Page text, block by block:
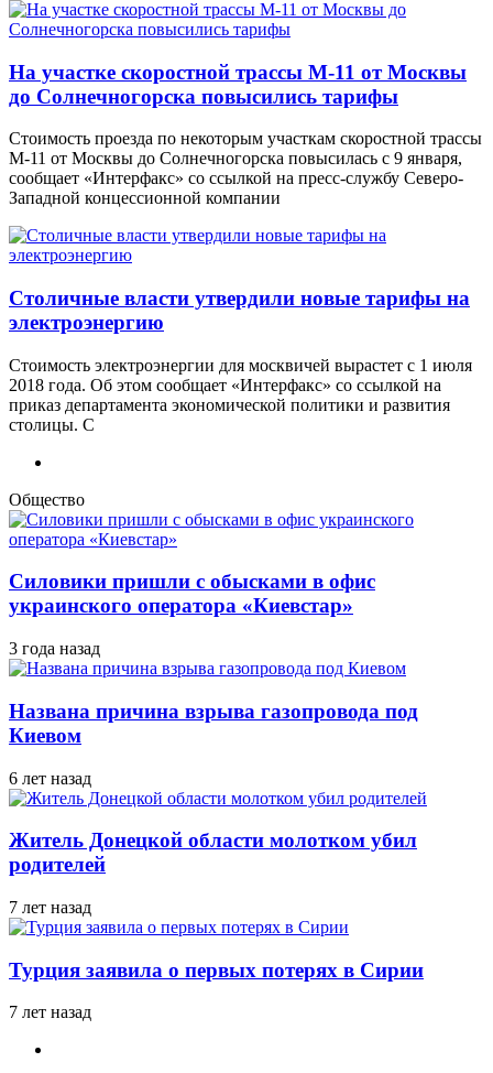
На участке скоростной трассы М-11 от Москвы
до Солнечногорска повысились тарифы
Стоимость проезда по некоторым участкам скоростной трассы
М-11 от Москвы до Солнечногорска повысилась с 9 января,
сообщает «Интерфакс» со ссылкой на пресс-службу Северо-
Западной концессионной компании
Столичные власти утвердили новые тарифы на
электроэнергию
Стоимость электроэнергии для москвичей вырастет с 1 июля
2018 года. Об этом сообщает «Интерфакс» со ссылкой на
приказ департамента экономической политики и развития
столицы. С
Общество
Силовики пришли с обысками в офис
украинского оператора «Киевстар»
3 года назад
Названа причина взрыва газопровода под
Киевом
6 лет назад
Житель Донецкой области молотком убил
родителей
7 лет назад
Турция заявила о первых потерях в Сирии
7 лет назад